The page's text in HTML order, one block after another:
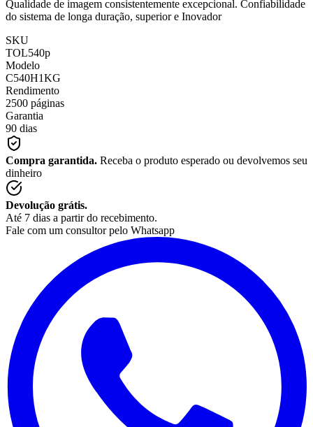
Qualidade de imagem consistentemente excepcional. Confiabilidade
do sistema de longa duração, superior e Inovador
SKU
TOL540p
Modelo
C540H1KG
Rendimento
2500 páginas
Garantia
90 dias
Compra garantida. Receba o produto esperado ou devolvemos seu
dinheiro
Devolução grátis.
Até 7 dias a partir do recebimento.
Fale com um consultor pelo Whatsapp